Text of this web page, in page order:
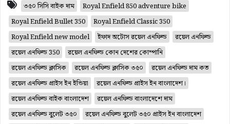
৩৫০ সিসি বাইক দাম
Royal Enfield 850 adventure bike
Royal Enfield Bullet 350
Royal Enfield Classic 350
Royal Enfield new model
ইফাদ অটোস রয়েল এনফিল্ড
রয়েল এনফিল্ড
রয়েল এনফিল্ড 350
রয়েল এনফিল্ড কোন দেশের কোম্পানি
রয়েল এনফিল্ড ক্লাসিক
রয়েল এনফিল্ড ক্লাসিক ৩৫০
রয়েল এনফিল্ড দাম কত
রয়েল এনফিল্ড প্রাইস ইন ইন্ডিয়া
রয়েল এনফিল্ড প্রাইস ইন বাংলাদেশ।
রয়েল এনফিল্ড বাইক বাংলাদেশ
রয়েল এনফিল্ড বাংলাদেশে দাম
রয়েল এনফিল্ড বুলেট ৩৫০
রয়েল এনফিল্ড বুলেট ৩৫০ প্রাইস ইন বাংলাদেশ